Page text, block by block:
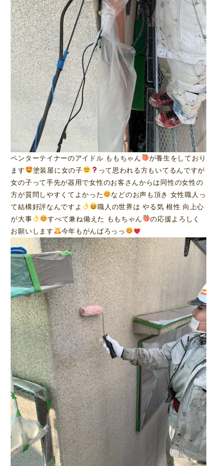
ペンターテイナーのアイドル ももちゃん
が養生をしており
ます
塗装屋に女の子
って思われる方もいてるんですが
女の子って手先が器用で女性のお客さんからは同性の女性の
方が質問しやすくてよかった
などのお声も頂き 女性職人っ
て結構好評なんですよ
職人の世界は やる気 根性 向上心
が大事
すべて兼ね備えた ももちゃん
の応援よろしく
お願いします
今年もがんばろっっ